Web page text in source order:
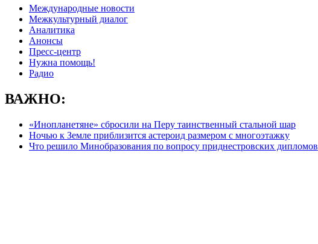
Международные новости
Межкультурный диалог
Аналитика
Анонсы
Пресс-центр
Нужна помощь!
Радио
ВАЖНО:
«Инопланетяне» сбросили на Перу таинственный стальной шар
Ночью к Земле приблизится астероид размером с многоэтажку
Что решило Минобразования по вопросу приднестровских дипломов